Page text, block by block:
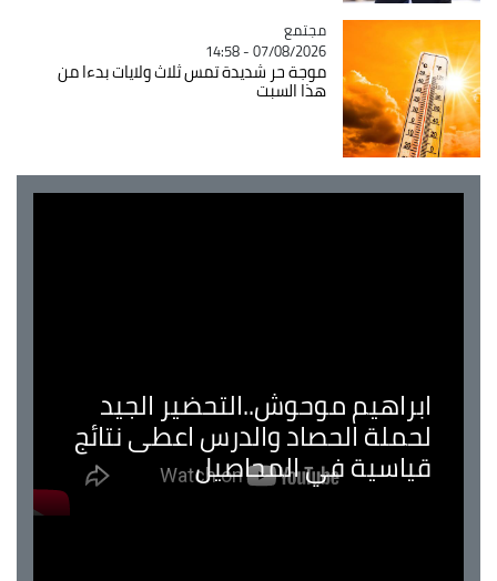
Catégorie
مجتمع
07/08/2026 - 14:58
موجة حر شديدة تمس ثلاث ولايات بدءا من
هذا السبت
ابراهيم موحوش..التحضير الجيد
لحملة الحصاد والدرس اعطى نتائج
قياسية في المحاصيل